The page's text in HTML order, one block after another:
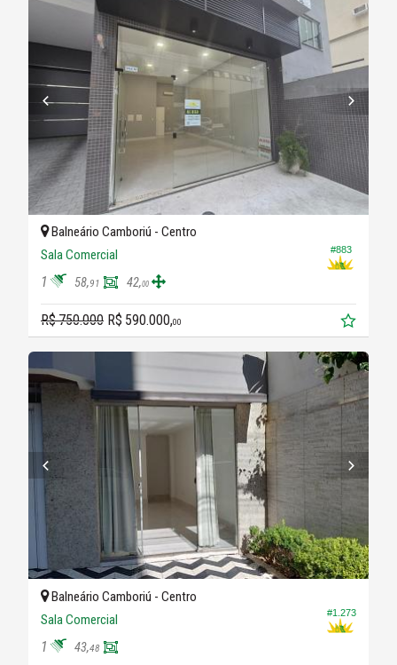
#883
Balneário Camboriú - Centro
Sala Comercial
1 58,91 42,00
R$ 750.000 R$ 590.000,00
#1.273
Balneário Camboriú - Centro
Sala Comercial
1 43,48